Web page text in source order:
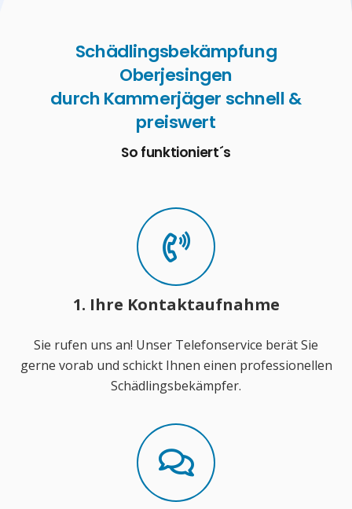
Schädlingsbekämpfung
Oberjesingen
durch Kammerjäger schnell &
preiswert
So funktioniert´s
1. Ihre Kontaktaufnahme
Sie rufen uns an! Unser Telefonservice berät Sie
gerne vorab und schickt Ihnen einen professionellen
Schädlingsbekämpfer.